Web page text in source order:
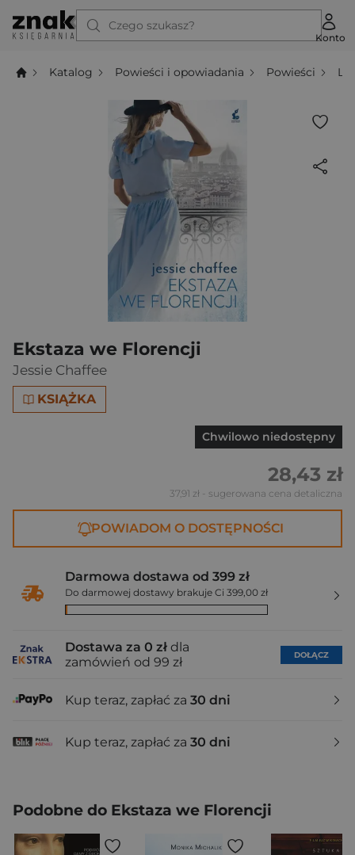
Czego szukasz?
Konto
Katalog Powieści i opowiadania Powieści
Ekstaza we Florencji
Jessie Chaffee
KSIĄŻKA
Chwilowo niedostępny
28,43 zł
37,91 zł - sugerowana cena detaliczna
POWIADOM O DOSTĘPNOŚCI
Darmowa dostawa od 399 zł
Do darmowej dostawy brakuje Ci 399,00 zł
Dostawa za 0 zł dla
zamówień od 99 zł
DOŁĄCZ
Kup teraz, zapłać za 30 dni
Kup teraz, zapłać za 30 dni
Podobne do Ekstaza we Florencji